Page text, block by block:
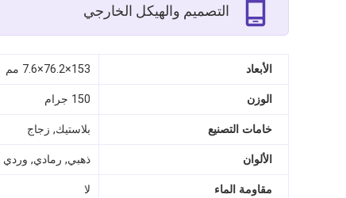
التصميم والهيكل الخارجي
الأبعاد 153×76.2×7.6 مم
الوزن 150 جرام
خامات التصنيع بلاستيك, زجاج
الألوان ذهبي, رمادي, وردي
مقاومة الماء لا